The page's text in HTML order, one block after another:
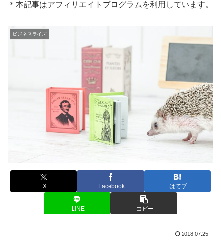
＊本記事はアフィリエイトプログラムを利用しています。
ビジネスライズ
X Facebook はてブ
LINE コピー
2018.07.25